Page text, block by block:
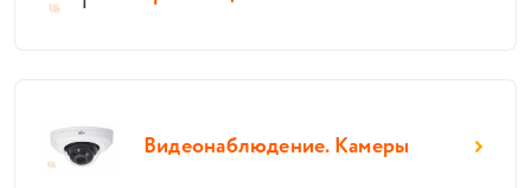
Видеонаблюдение. Камеры